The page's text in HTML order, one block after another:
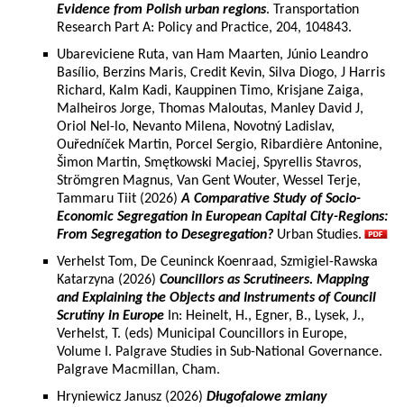
Evidence from Polish urban regions. Transportation
Research Part A: Policy and Practice, 204, 104843.
Ubareviciene Ruta, van Ham Maarten, Júnio Leandro
Basílio, Berzins Maris, Credit Kevin, Silva Diogo, J Harris
Richard, Kalm Kadi, Kauppinen Timo, Krisjane Zaiga,
Malheiros Jorge, Thomas Maloutas, Manley David J,
Oriol Nel-lo, Nevanto Milena, Novotný Ladislav,
Ouředníček Martin, Porcel Sergio, Ribardière Antonine,
Šimon Martin, Smętkowski Maciej, Spyrellis Stavros,
Strömgren Magnus, Van Gent Wouter, Wessel Terje,
Tammaru Tiit (2026)A Comparative Study of Socio-
Economic Segregation in European Capital City-Regions:
From Segregation to Desegregation? Urban Studies.
Verhelst Tom, De Ceuninck Koenraad, Szmigiel-Rawska
Katarzyna (2026) Councillors as Scrutineers. Mapping
and Explaining the Objects and Instruments of Council
Scrutiny in Europe In: Heinelt, H., Egner, B., Lysek, J.,
Verhelst, T. (eds) Municipal Councillors in Europe,
Volume I. Palgrave Studies in Sub-National Governance.
Palgrave Macmillan, Cham.
Hryniewicz Janusz (2026) Długofalowe zmiany